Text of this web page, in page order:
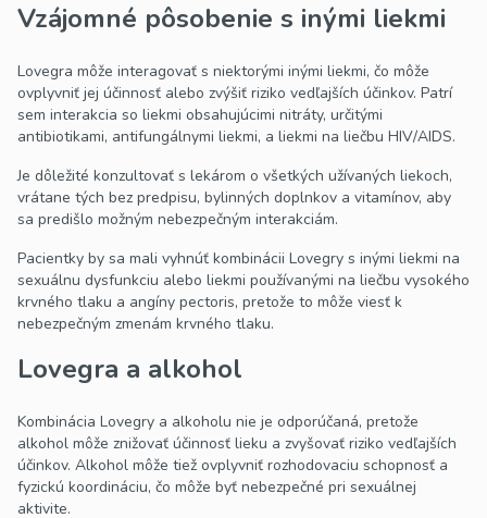
Vzájomné pôsobenie s inými liekmi
Lovegra môže interagovať s niektorými inými liekmi, čo môže
ovplyvniť jej účinnosť alebo zvýšiť riziko vedľajších účinkov. Patrí
sem interakcia so liekmi obsahujúcimi nitráty, určitými
antibiotikami, antifungálnymi liekmi, a liekmi na liečbu HIV/AIDS.
Je dôležité konzultovať s lekárom o všetkých užívaných liekoch,
vrátane tých bez predpisu, bylinných doplnkov a vitamínov, aby
sa predišlo možným nebezpečným interakciám.
Pacientky by sa mali vyhnúť kombinácii Lovegry s inými liekmi na
sexuálnu dysfunkciu alebo liekmi používanými na liečbu vysokého
krvného tlaku a angíny pectoris, pretože to môže viesť k
nebezpečným zmenám krvného tlaku.
Lovegra a alkohol
Kombinácia Lovegry a alkoholu nie je odporúčaná, pretože
alkohol môže znižovať účinnosť lieku a zvyšovať riziko vedľajších
účinkov. Alkohol môže tiež ovplyvniť rozhodovaciu schopnosť a
fyzickú koordináciu, čo môže byť nebezpečné pri sexuálnej
aktivite.